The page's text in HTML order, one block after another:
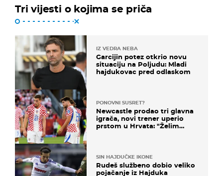
Tri vijesti o kojima se priča
IZ VEDRA NEBA
Garcijin potez otkrio novu
situaciju na Poljudu: Mladi
hajdukovac pred odlaskom
PONOVNI SUSRET?
Newcastle prodao tri glavna
igrača, novi trener uperio
prstom u Hrvata: "Želim
SIN HAJDUČKE IKONE
Rudeš službeno dobio veliko
pojačanje iz Hajduka